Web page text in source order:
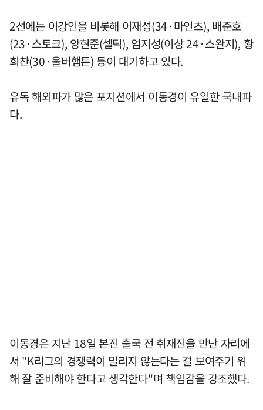
2선에는 이강인을 비롯해 이재성(34·마인츠), 배준호
(23·스토크), 양현준(셀틱), 엄지성(이상 24·스완지), 황
희찬(30·울버햄튼) 등이 대기하고 있다.
유독 해외파가 많은 포지션에서 이동경이 유일한 국내파
다.
이동경은 지난 18일 본진 출국 전 취재진을 만난 자리에
서 "K리그의 경쟁력이 밀리지 않는다는 걸 보여주기 위
해 잘 준비해야 한다고 생각한다"며 책임감을 강조했다.